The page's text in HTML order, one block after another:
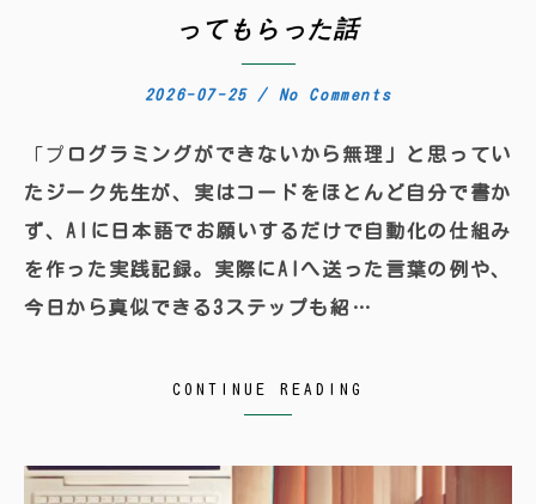
ってもらった話
2026-07-25 / No Comments
「プログラミングができないから無理」と思ってい
たジーク先生が、実はコードをほとんど自分で書か
ず、AIに日本語でお願いするだけで自動化の仕組み
を作った実践記録。実際にAIへ送った言葉の例や、
今日から真似できる3ステップも紹…
CONTINUE READING